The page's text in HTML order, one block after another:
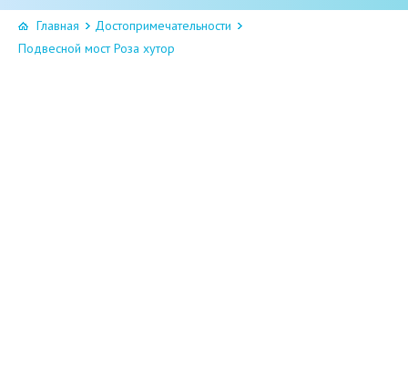
Главная
Достопримечательности
Подвесной мост Роза хутор